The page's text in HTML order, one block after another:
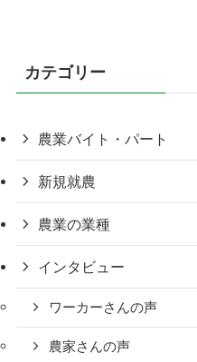
カテゴリー
農業バイト・パート
新規就農
農業の業種
インタビュー
ワーカーさんの声
農家さんの声